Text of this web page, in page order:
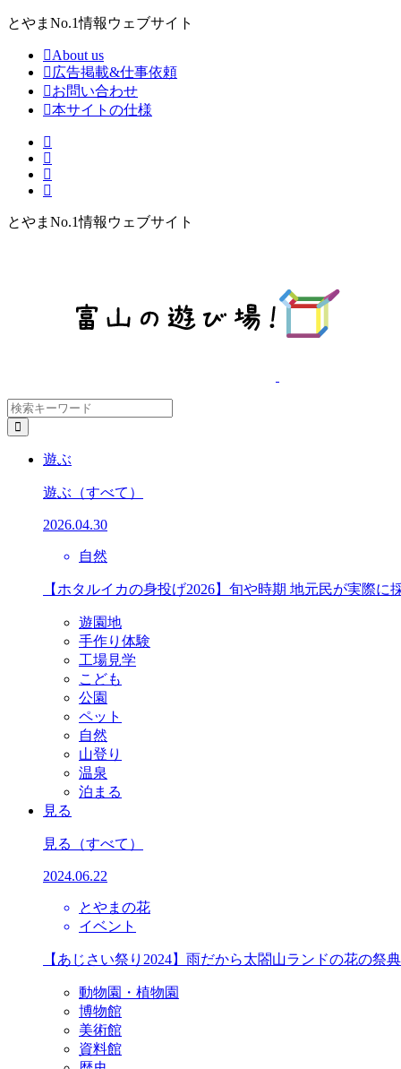
とやまNo.1情報ウェブサイト
About us
広告掲載&仕事依頼
お問い合わせ
本サイトの仕様
とやまNo.1情報ウェブサイト
遊ぶ
遊ぶ （すべて）
2026.04.30
自然
【ホタルイカの身投げ2026】旬や時期 地元民が実際に
遊園地
手作り体験
工場見学
こども
公園
ペット
自然
山登り
温泉
泊まる
見る
見る （すべて）
2024.06.22
とやまの花
イベント
【あじさい祭り2024】雨だから太閤山ランドの花の祭
動物園・植物園
博物館
美術館
資料館